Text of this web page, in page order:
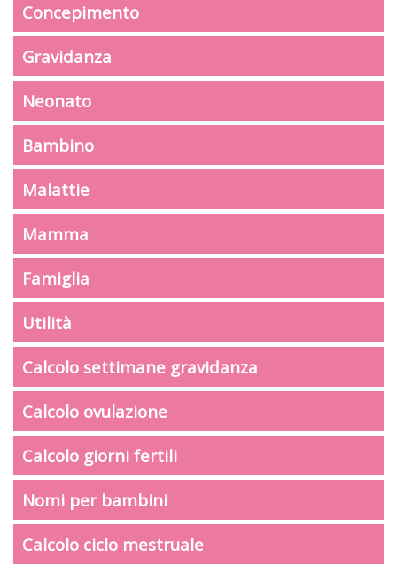
Concepimento
Gravidanza
Neonato
Bambino
Malattie
Mamma
Famiglia
Utilità
Calcolo settimane gravidanza
Calcolo ovulazione
Calcolo giorni fertili
Nomi per bambini
Calcolo ciclo mestruale